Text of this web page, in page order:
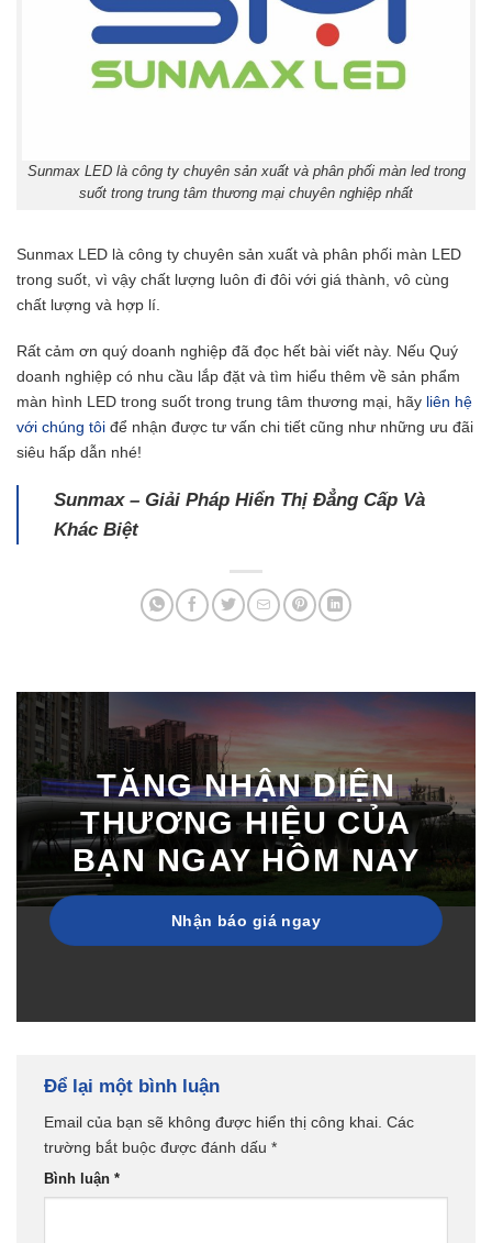
Sunmax LED là công ty chuyên sản xuất và phân phối màn led trong
suốt trong trung tâm thương mại chuyên nghiệp nhất
Sunmax LED là công ty chuyên sản xuất và phân phối màn LED
trong suốt, vì vậy chất lượng luôn đi đôi với giá thành, vô cùng
chất lượng và hợp lí.
Rất cảm ơn quý doanh nghiệp đã đọc hết bài viết này. Nếu Quý
doanh nghiệp có nhu cầu lắp đặt và tìm hiểu thêm về sản phẩm
màn hình LED trong suốt trong trung tâm thương mại, hãy liên hệ
với chúng tôi để nhận được tư vấn chi tiết cũng như những ưu đãi
siêu hấp dẫn nhé!
Sunmax – Giải Pháp Hiển Thị Đẳng Cấp Và
Khác Biệt
TĂNG NHẬN DIỆN
THƯƠNG HIỆU CỦA
BẠN NGAY HÔM NAY
Nhận báo giá ngay
Để lại một bình luận
Email của bạn sẽ không được hiển thị công khai. Các
trường bắt buộc được đánh dấu *
Bình luận *